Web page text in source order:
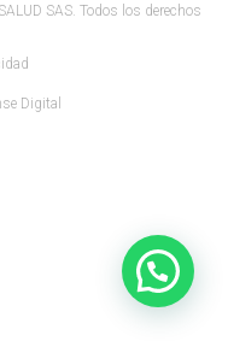
SAS. Todos los derechos
Digital